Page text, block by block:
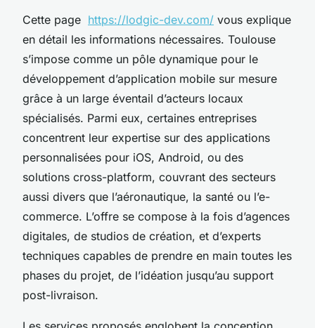
Cette page https://lodgic-dev.com/ vous explique
en détail les informations nécessaires. Toulouse
s’impose comme un pôle dynamique pour le
développement d’application mobile sur mesure
grâce à un large éventail d’acteurs locaux
spécialisés. Parmi eux, certaines entreprises
concentrent leur expertise sur des applications
personnalisées pour iOS, Android, ou des
solutions cross-platform, couvrant des secteurs
aussi divers que l’aéronautique, la santé ou l’e-
commerce. L’offre se compose à la fois d’agences
digitales, de studios de création, et d’experts
techniques capables de prendre en main toutes les
phases du projet, de l’idéation jusqu’au support
post-livraison.